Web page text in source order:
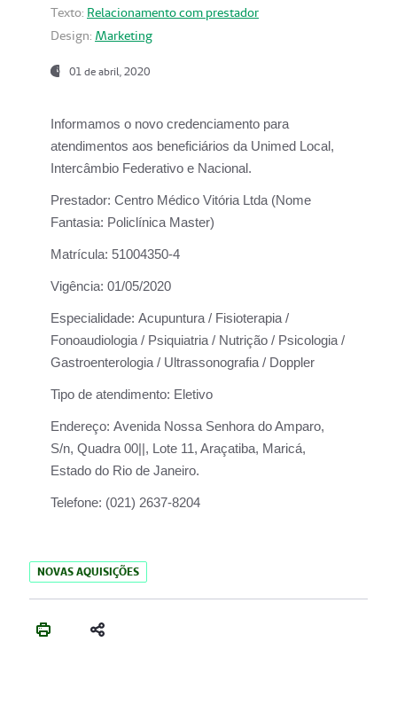
Texto: Relacionamento com prestador
Design: Marketing
01 de abril, 2020
Informamos o novo credenciamento para
atendimentos aos beneficiários da Unimed Local,
Intercâmbio Federativo e Nacional.
Prestador: Centro Médico Vitória Ltda (Nome
Fantasia: Policlínica Master)
Matrícula: 51004350-4
Vigência: 01/05/2020
Especialidade: Acupuntura / Fisioterapia /
Fonoaudiologia / Psiquiatria / Nutrição / Psicologia /
Gastroenterologia / Ultrassonografia / Doppler
Tipo de atendimento: Eletivo
Endereço: Avenida Nossa Senhora do Amparo,
S/n, Quadra 00||, Lote 11, Araçatiba, Maricá,
Estado do Rio de Janeiro.
Telefone: (021) 2637-8204
NOVAS AQUISIÇÕES